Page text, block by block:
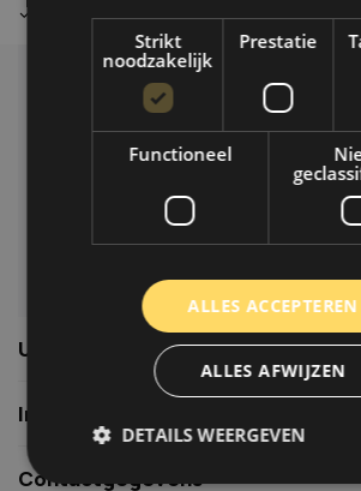
Tot 30 dagen retour sturen. Op
Klantenservice
Veelgestelde vragen
06-39119169
info@autoklusser.nl
Usefull links
Informatie
Contactgegevens
Strikt
noodzakelijk
Prestatie
Functioneel
ALLES ACCEPTEREN
ALLES AFWIJZEN
DETAILS WEERGEVEN